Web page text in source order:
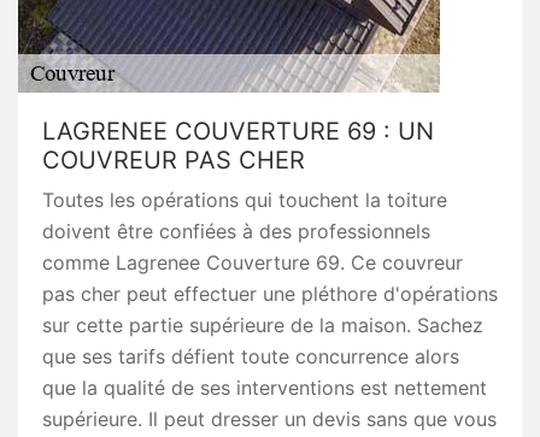
LAGRENEE COUVERTURE 69 : UN
COUVREUR PAS CHER
Toutes les opérations qui touchent la toiture
doivent être confiées à des professionnels
comme Lagrenee Couverture 69. Ce couvreur
pas cher peut effectuer une pléthore d'opérations
sur cette partie supérieure de la maison. Sachez
que ses tarifs défient toute concurrence alors
que la qualité de ses interventions est nettement
supérieure. Il peut dresser un devis sans que vous